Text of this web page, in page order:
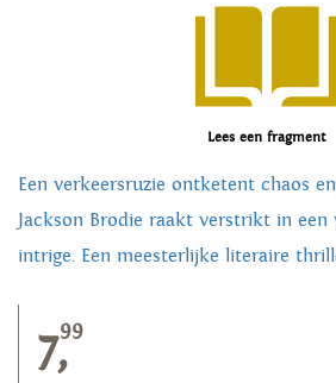
Lees een fragment
Een verkeersruzie ontketent chaos
Jackson Brodie raakt verstrikt in een
intrige. Een meesterlijke literaire
7,99